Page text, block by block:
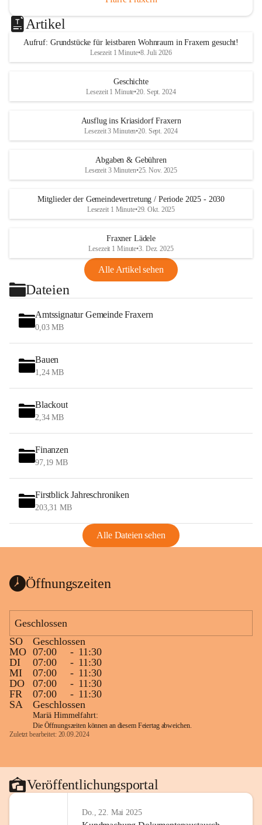
Artikel
Aufruf: Grundstücke für leistbaren Wohnraum in Fraxern gesucht!
Lesezeit 1 Minute•8. Juli 2026
Geschichte
Lesezeit 1 Minute•20. Sept. 2024
Ausflug ins Kriasidorf Fraxern
Lesezeit 3 Minuten•20. Sept. 2024
Abgaben & Gebühren
Lesezeit 3 Minuten•25. Nov. 2025
Mitglieder der Gemeindevertretung / Periode 2025 - 2030
Lesezeit 1 Minute•29. Okt. 2025
Fraxner Lädele
Lesezeit 1 Minute•3. Dez. 2025
Alle Artikel sehen
Dateien
Amtssignatur Gemeinde Fraxern
0,03 MB
Bauen
1,24 MB
Blackout
2,34 MB
Finanzen
97,19 MB
Firstblick Jahreschroniken
203,31 MB
Alle Dateien sehen
Öffnungszeiten
Geschlossen
SO
Geschlossen
MO 07:00 - 11:30
DI
07:00 - 11:30
MI
07:00 - 11:30
DO
07:00 - 11:30
FR
07:00 - 11:30
SA
Geschlossen
Mariä Himmelfahrt:
Die Öffnungszeiten können an diesem Feiertag abweichen.
Zuletzt bearbeitet: 20.09.2024
Veröffentlichungsportal
Do., 22. Mai 2025